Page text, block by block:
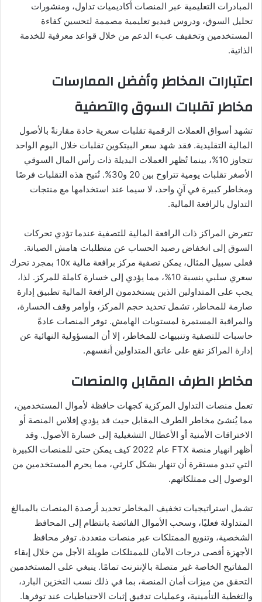
المبادرات التعليمية عبر المنصات أكاديميات تداول، ومنشورات
تحليل السوق، ودروس فيديو تعليمية مصممة لتحسين كفاءة
المستخدمين وتخفيف عبء الدعم من خلال قواعد معرفية للخدمة
الذاتية.
اعتبارات المخاطر وأفضل الممارسات
مخاطر تقلبات السوق والتصفية
تشهد أسواق العملات الرقمية تقلبات سعرية حادة مقارنةً بالأصول
المالية التقليدية. فقد شهد سعر البيتكوين تقلبات خلال اليوم الواحد
تتجاوز 10%، بينما تُظهر العملات البديلة ذات رأس المال السوقي
الأصغر تقلبات يومية تتراوح بين 20 و30%. تُتيح هذه التقلبات فرصًا
ومخاطر كبيرة في آنٍ واحد، لا سيما عند استخدامها مع منتجات
التداول بالرافعة المالية.
تتعرض المراكز ذات الرافعة المالية للتصفية عندما تؤدي تحركات
السوق إلى انخفاض رصيد الحساب عن متطلبات هامش الصيانة.
فعلى سبيل المثال، يمكن تصفية مركز برافعة مالية 10x بمجرد تحرك
سعري سلبي بنسبة 10%، مما يؤدي إلى خسارة كاملة للمركز. لذا،
يجب على المتداولين الذين يستخدمون الرافعة المالية تطبيق إدارة
صارمة للمخاطر، تشمل تحديد حجم المركز، وأوامر وقف الخسارة،
والمراقبة المستمرة لمستويات الهامش. توفر المنصات عادةً
حاسبات للتصفية وتنبيهات للمخاطر، إلا أن المسؤولية النهائية عن
إدارة المراكز تقع على عاتق المتداولين أنفسهم.
مخاطر الطرف المقابل والمنصات
تعمل منصات التداول المركزية كجهات حافظة لأموال المستخدمين،
مما يُنشئ مخاطر الطرف المقابل حيث قد يؤدي إفلاس المنصة أو
الاختراقات الأمنية أو الأعطال التشغيلية إلى خسارة الأصول. وقد
أظهر انهيار منصة FTX عام 2022 كيف يمكن حتى للمنصات الكبيرة
التي تبدو مستقرة أن تنهار بشكل كارثي، مما يحرم المستخدمين من
الوصول إلى ممتلكاتهم.
تشمل استراتيجيات تخفيف المخاطر تحديد أرصدة المنصات بالمبالغ
المتداولة فعليًا، وسحب الأموال الفائضة بانتظام إلى المحافظ
الشخصية، وتنويع الممتلكات عبر منصات متعددة. توفر محافظ
الأجهزة أقصى درجات الأمان للممتلكات طويلة الأجل من خلال إبقاء
المفاتيح الخاصة غير متصلة بالإنترنت تمامًا. ينبغي على المستخدمين
التحقق من ميزات أمان المنصة، بما في ذلك نسب التخزين البارد،
والتغطية التأمينية، وعمليات تدقيق إثبات الاحتياطيات عند توفرها.